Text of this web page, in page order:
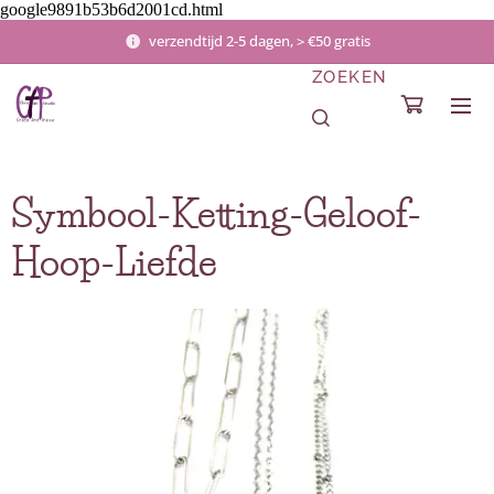
google9891b53b6d2001cd.html
verzendtijd 2-5 dagen, > €50 gratis
ZOEKEN
Symbool-Ketting-Geloof-
Hoop-Liefde